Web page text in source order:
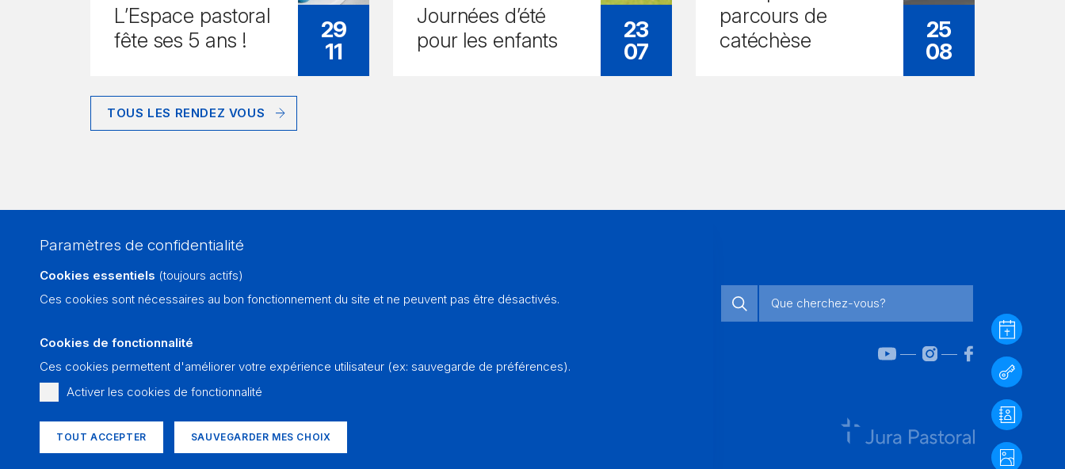
Paramètres de confidentialité
Cookies essentiels (toujours actifs)
Ces cookies sont nécessaires au bon fonctionnement du site et ne peuvent pas être désactivés.
Cookies de fonctionnalité
Ces cookies permettent d'améliorer votre expérience utilisateur (ex: sauvegarde de préférences).
Activer les cookies de fonctionnalité
TOUT ACCEPTER SAUVEGARDER MES CHOIX
29
11
L’Espace pastoral
fête ses 5 ans !
23
07
Journées d’été
pour les enfants
25
08
parcours de
catéchèse
TOUS LES RENDEZ VOUS